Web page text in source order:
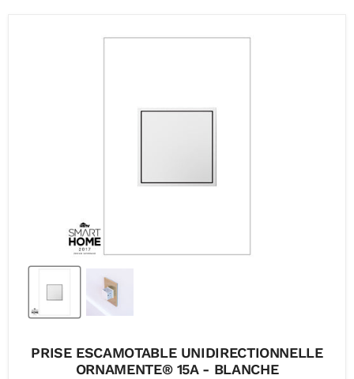
PRISE ESCAMOTABLE UNIDIRECTIONNELLE
ORNAMENTE® 15A - BLANCHE